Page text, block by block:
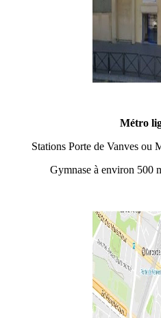
Métro
Stations Porte de Vanves ou
Gymnase à environ 500